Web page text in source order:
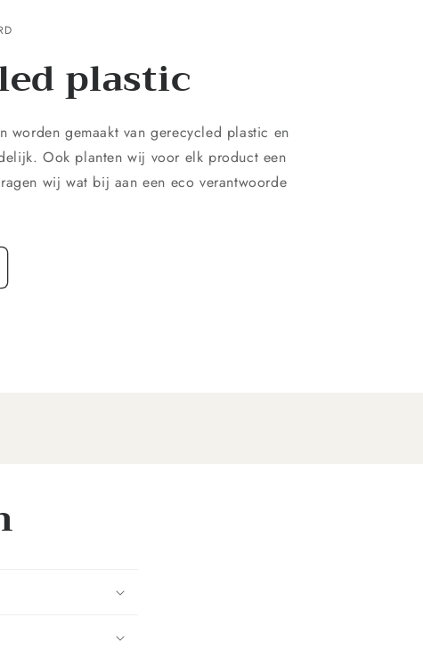
plastic
worden gemaakt van gerecycled plastic en
Ook planten wij voor elk product een
wij wat bij aan een eco verantwoorde